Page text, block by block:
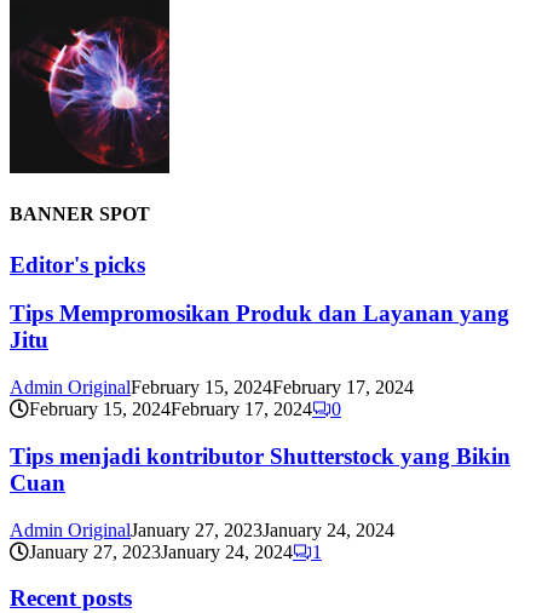
BANNER SPOT
Editor's picks
Tips Mempromosikan Produk dan Layanan yang
Jitu
Admin OriginalFebruary 15, 2024February 17, 2024
February 15, 2024February 17, 2024 0
Tips menjadi kontributor Shutterstock yang Bikin
Cuan
Admin OriginalJanuary 27, 2023January 24, 2024
January 27, 2023January 24, 2024 1
Recent posts